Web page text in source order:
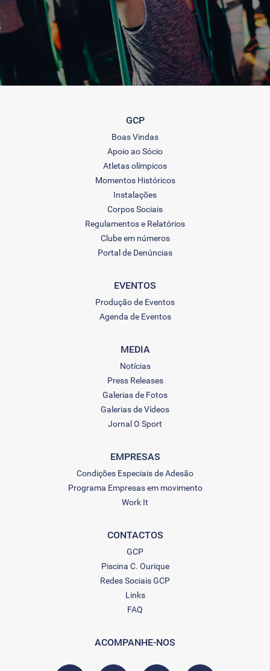
GCP
Boas Vindas
Apoio ao Sócio
Atletas olímpicos
Momentos Históricos
Instalações
Corpos Sociais
Regulamentos e Relatórios
Clube em números
Portal de Denúncias
EVENTOS
Produção de Eventos
Agenda de Eventos
MEDIA
Notícias
Press Releases
Galerias de Fotos
Galerias de Vídeos
Jornal O Sport
EMPRESAS
Condições Especiais de Adesão
Programa Empresas em movimento
Work It
CONTACTOS
GCP
Piscina C. Ourique
Redes Sociais GCP
Links
FAQ
ACOMPANHE-NOS